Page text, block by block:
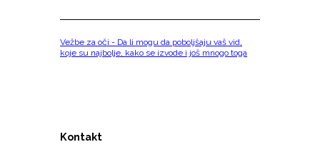
Vežbe za oči - Da li mogu da poboljšaju vaš vid,
koje su najbolje, kako se izvode i još mnogo toga
Kontakt